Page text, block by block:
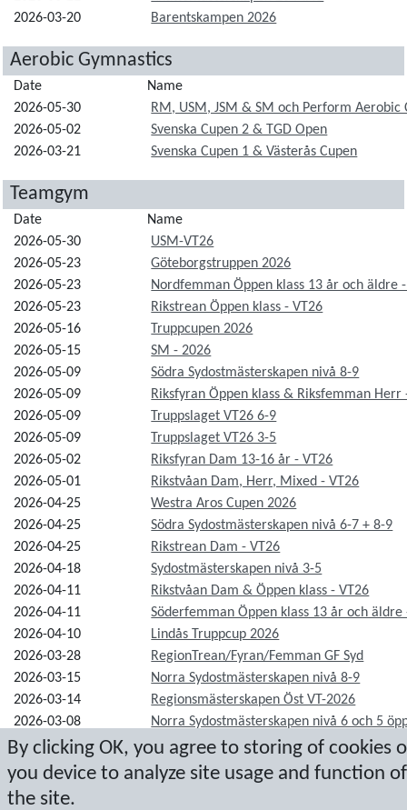
By clicking OK, you agree to storing of cookies
you device to analyze site usage and function of
the site.
2026-03-20
Barentskampen 2026
Aerobic Gymnastics
Date
Name
2026-05-30
RM, USM, JSM & SM och Perform Aerobic
2026-05-02
Svenska Cupen 2 & TGD Open
2026-03-21
Svenska Cupen 1 & Västerås Cupen
Teamgym
Date
Name
2026-05-30
USM-VT26
2026-05-23
Göteborgstruppen 2026
2026-05-23
Nordfemman Öppen klass 13 år och äldre
2026-05-23
Rikstrean Öppen klass - VT26
2026-05-16
Truppcupen 2026
2026-05-15
SM - 2026
2026-05-09
Södra Sydostmästerskapen nivå 8-9
2026-05-09
Riksfyran Öppen klass & Riksfemman Herr
2026-05-09
Truppslaget VT26 6-9
2026-05-09
Truppslaget VT26 3-5
2026-05-02
Riksfyran Dam 13-16 år - VT26
2026-05-01
Rikstvåan Dam, Herr, Mixed - VT26
2026-04-25
Westra Aros Cupen 2026
2026-04-25
Södra Sydostmästerskapen nivå 6-7 + 8-9
2026-04-25
Rikstrean Dam - VT26
2026-04-18
Sydostmästerskapen nivå 3-5
2026-04-11
Rikstvåan Dam & Öppen klass - VT26
2026-04-11
Söderfemman Öppen klass 13 år och äldre
2026-04-10
Lindås Truppcup 2026
2026-03-28
RegionTrean/Fyran/Femman GF Syd
2026-03-15
Norra Sydostmästerskapen nivå 8-9
2026-03-14
Regionsmästerskapen Öst VT-2026
2026-03-08
Norra Sydostmästerskapen nivå 6 och 5
2026-03-07
Sydostmästerskap nivå 7
2026-02-21
Norrfejden 2026